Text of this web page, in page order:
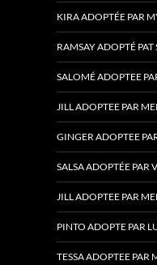
KIRA ADOPTÉE PAR
RAMSAY ADOPTÉ
SALOMÉ ADOPTEE
JILL ADOPTEE PAR
GINGER ADOPTEE
SALSA ADOPTÉE PAR
JILL ADOPTEE PAR
PINTO ADOPTE PAR
TESSA ADOPTEE PAR